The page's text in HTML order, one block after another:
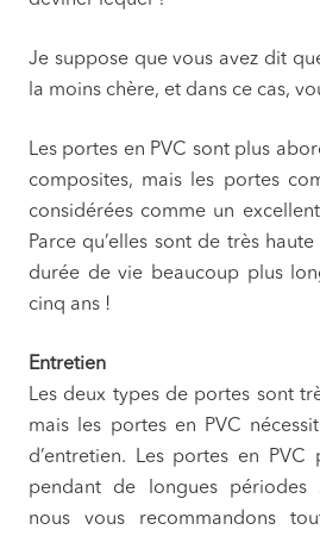
Je suppose que vous avez dit
la moins chère, et dans ce cas,
Les portes en PVC sont plus
composites, mais les portes
considérées comme un
Parce qu’elles sont de très
durée de vie beaucoup plus
cinq ans !
Entretien
Les deux types de portes sont
mais les portes en PVC
d’entretien. Les portes en PVC
pendant de longues périodes
nous vous recommandons